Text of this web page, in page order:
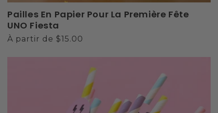
Pailles En Papier Pour La Première Fête
UNO Fiesta
Prix
À partir de $15.00